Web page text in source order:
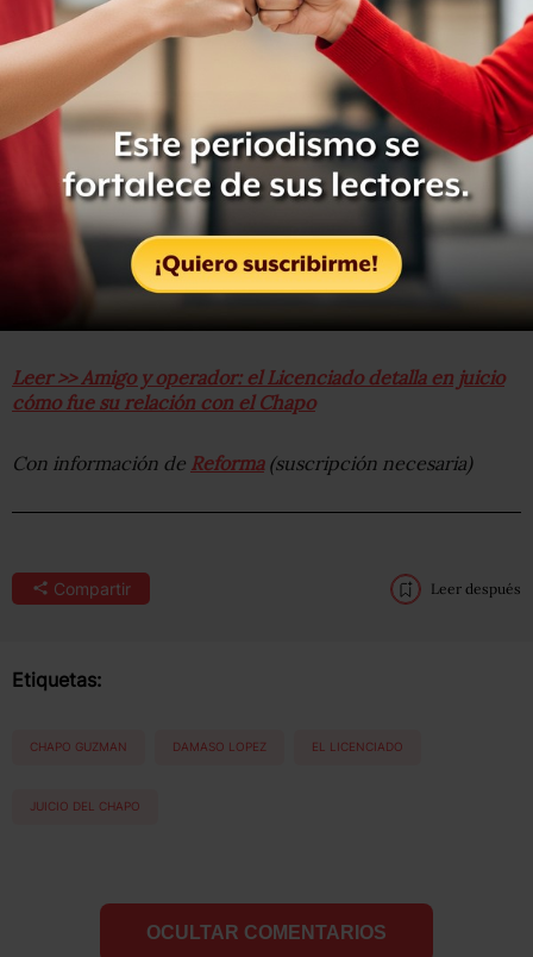
Leer >> Amigo y operador: el Licenciado detalla en juicio
cómo fue su relación con el Chapo
Con información de Reforma(suscripción necesaria)
Compartir Leer después
Etiquetas:
CHAPO GUZMAN DAMASO LOPEZ EL LICENCIADO
JUICIO DEL CHAPO
OCULTAR COMENTARIOS